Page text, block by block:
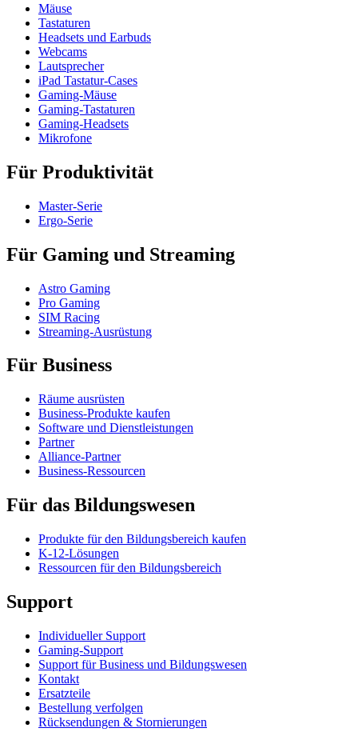
Mäuse
Tastaturen
Headsets und Earbuds
Webcams
Lautsprecher
iPad Tastatur-Cases
Gaming-Mäuse
Gaming-Tastaturen
Gaming-Headsets
Mikrofone
Für Produktivität
Master-Serie
Ergo-Serie
Für Gaming und Streaming
Astro Gaming
Pro Gaming
SIM Racing
Streaming-Ausrüstung
Für Business
Räume ausrüsten
Business-Produkte kaufen
Software und Dienstleistungen
Partner
Alliance-Partner
Business-Ressourcen
Für das Bildungswesen
Produkte für den Bildungsbereich kaufen
K-12-Lösungen
Ressourcen für den Bildungsbereich
Support
Individueller Support
Gaming-Support
Support für Business und Bildungswesen
Kontakt
Ersatzteile
Bestellung verfolgen
Rücksendungen & Stornierungen